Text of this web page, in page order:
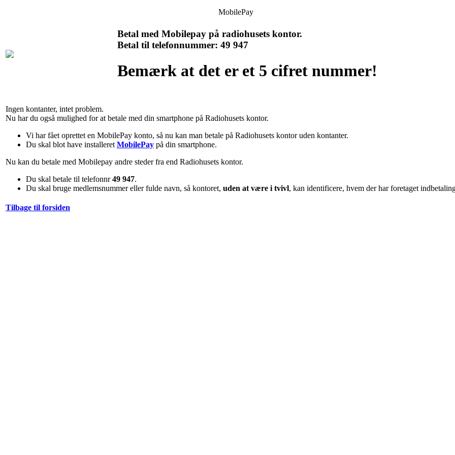
MobilePay
Betal med Mobilepay på radiohusets kontor.
Betal til telefonnummer: 49 947
Bemærk at det er et 5 cifret nummer!
Ingen kontanter, intet problem.
Nu har du også mulighed for at betale med din smartphone på Radiohusets kontor.
Vi har fået oprettet en MobilePay konto, så nu kan man betale på Radiohusets kontor uden kontanter.
Du skal blot have installeret MobilePay på din smartphone.
Nu kan du betale med Mobilepay andre steder fra end Radiohusets kontor.
Du skal betale til telefonnr49 947.
Du skal bruge medlemsnummer eller fulde navn, så kontoret, uden at være i tvivl, kan identificere, hvem der har foretaget
Tilbage til forsiden